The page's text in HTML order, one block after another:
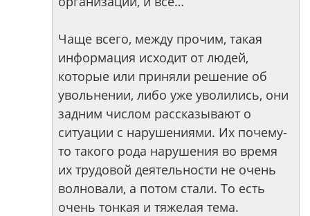
Чаще всего, между прочим, такая
информация исходит от людей,
которые или приняли решение об
увольнении, либо уже уволились, они
задним числом рассказывают о
ситуации с нарушениями. Их почему-
то такого рода нарушения во время
их трудовой деятельности не очень
волновали, а потом стали. То есть
очень тонкая и тяжелая тема.